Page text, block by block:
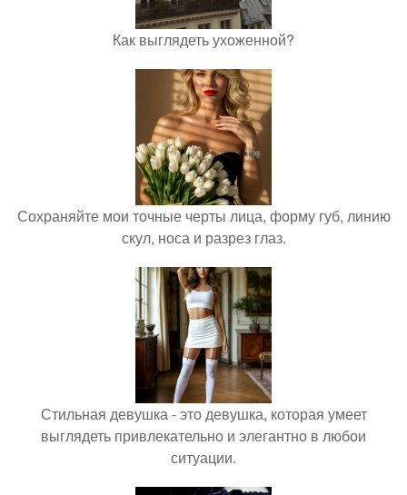
Как выглядеть ухоженной?
Сохраняйте мои точные черты лица, форму губ, линию
скул, носа и разрез глаз.
Стильная девушка - это девушка, которая умеет
выглядеть привлекательно и элегантно в любои
ситуации.